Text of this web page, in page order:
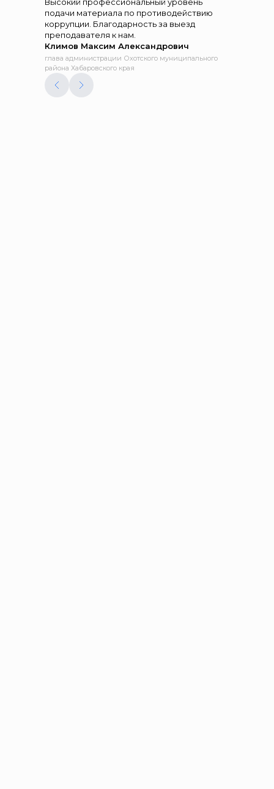
подачи материала по противодействию
коррупции. Благодарность за выезд
преподавателя к нам.
Климов Максим Александрович
глава администрации Охотского муниципального
района Хабаровского края